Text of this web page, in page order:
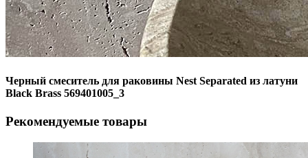
Черный смеситель для раковины Nest Separated из латуни
Black Brass 569401005_3
Рекомендуемые товары